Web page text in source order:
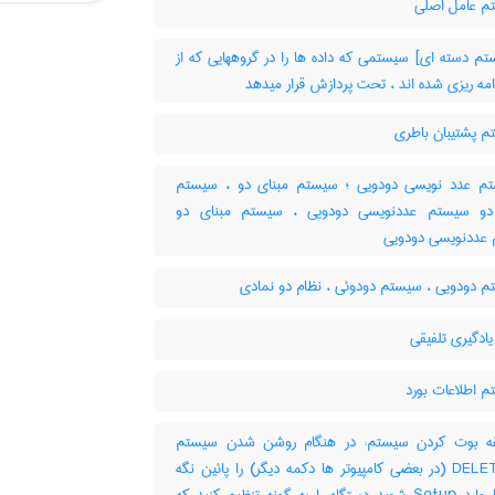
دسته ای] سیستمی که داده ها را در گروههایی که از
ریزی شده اند ، تحت پردازش قرار میدهد
پشتیبان باطری
عدد نویسی دودویی ؛ سیستم مبنای دو ، سیستم
دو سیستم عددنویسی دودویی ، سیستم مبنای دو
دودویی
دودویی ، سیستم دودوئی ، نظام دو نمادی
تلفیقی
اطلاعات بورد
بوت کردن سیستم: در هنگام روشن شدن سیستم
دکمه DELET (در بعضی کامپیوتر ها دکمه دیگر) را پائین نگه